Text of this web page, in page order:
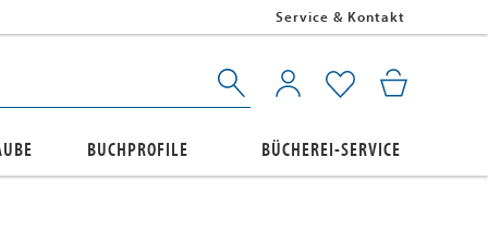
Service & Kontakt
BUCHPROFILE BÜCHEREI-SERVICE